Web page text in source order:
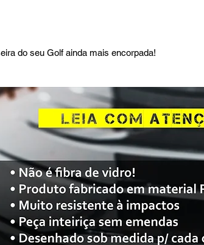
do seu Golf ainda mais encorpada!